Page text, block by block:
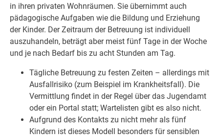
in ihren privaten Wohnräumen. Sie übernimmt auch
pädagogische Aufgaben wie die Bildung und Erziehung
der Kinder. Der Zeitraum der Betreuung ist individuell
auszuhandeln, beträgt aber meist fünf Tage in der Woche
und je nach Bedarf bis zu acht Stunden am Tag.
Tägliche Betreuung zu festen Zeiten – allerdings mit
Ausfallrisiko (zum Beispiel im Krankheitsfall). Die
Vermittlung findet in der Regel über das Jugendamt
oder ein Portal statt; Wartelisten gibt es also nicht.
Aufgrund des Kontakts zu nicht mehr als fünf
Kindern ist dieses Modell besonders für sensiblen